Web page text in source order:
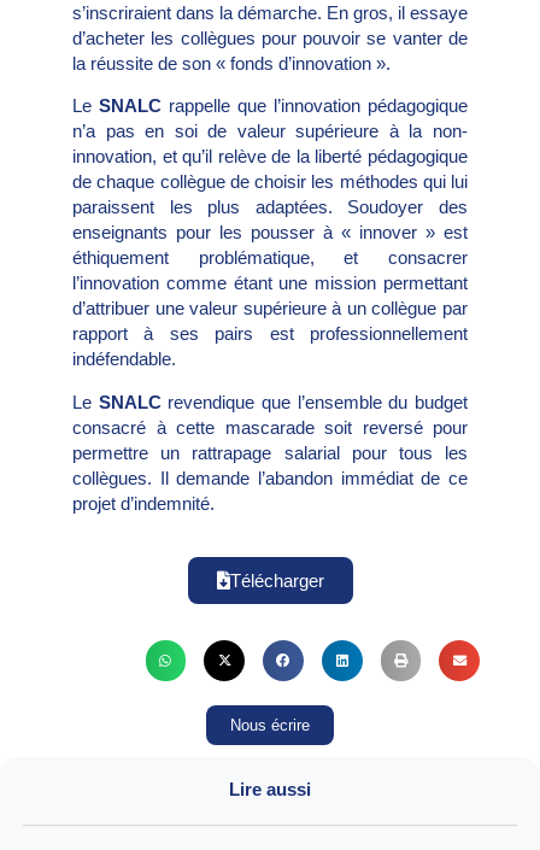
s’inscriraient dans la démarche. En gros, il essaye
d’acheter les collègues pour pouvoir se vanter de
la réussite de son « fonds d’innovation ».
Le SNALC rappelle que l’innovation pédagogique
n’a pas en soi de valeur supérieure à la non-
innovation, et qu’il relève de la liberté pédagogique
de chaque collègue de choisir les méthodes qui lui
paraissent les plus adaptées. Soudoyer des
enseignants pour les pousser à « innover » est
éthiquement problématique, et consacrer
l’innovation comme étant une mission permettant
d’attribuer une valeur supérieure à un collègue par
rapport à ses pairs est professionnellement
indéfendable.
Le SNALCrevendique que l’ensemble du budget
consacré à cette mascarade soit reversé pour
permettre un rattrapage salarial pour tous les
collègues. Il demande l’abandon immédiat de ce
projet d’indemnité.
Télécharger
Nous écrire
Lire aussi